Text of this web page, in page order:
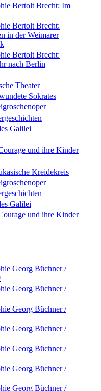
Bertolt Brecht: Im
Bertolt Brecht:
in der Weimarer
Bertolt Brecht:
nach Berlin
Theater
Sokrates
Galilei
und ihre Kinder
Kreidekreis
Galilei
und ihre Kinder
Georg Büchner /
Georg Büchner /
Georg Büchner /
Georg Büchner /
Georg Büchner /
Georg Büchner /
Georg Büchner /